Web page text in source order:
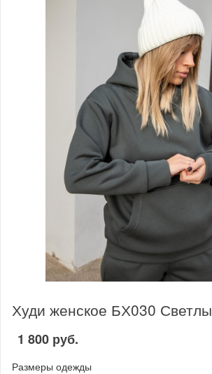
Худи женское БХ030
1 800 руб.
Размеры одежды